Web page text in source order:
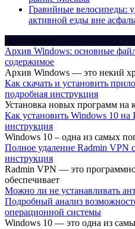
Гравийные велосипеды:
активной езды вне
Популярное
Архив Windows: основные
содержимое
Архив Windows — это некий
Как скачать и установить
подробная инструкция
Установка новых программ на
Как установить Windows 10
инструкция
Windows 10 – одна из самых
Полное удаление Radmin VPN
инструкция
Radmin VPN — это
обеспечивает
Можно ли не устанавливать
Подробный анализ
операционной системы
Windows 10 — это одна из